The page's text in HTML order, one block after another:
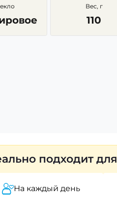
Вес, г
110
подходит для
На каждый день